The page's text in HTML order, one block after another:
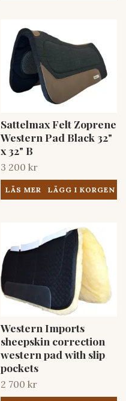
Sattelmax Felt Zoprene
Western Pad Black 32"
x 32" B
3 200 kr
LÄS MER
Western Imports
sheepskin correction
western pad with slip
pockets
2 700 kr